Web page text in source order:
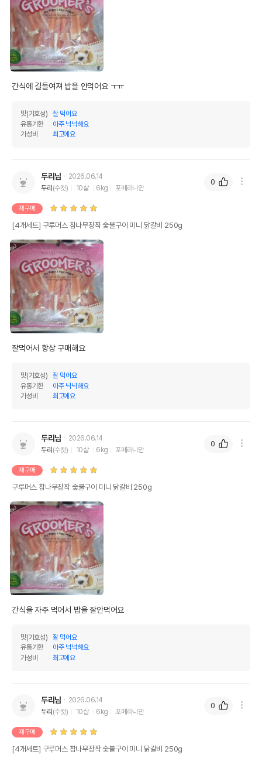
간식에 길들여져 밥을 안먹어요 ㅜㅠ
맛(기호성)
잘 먹어요
유통기한
아주 넉넉해요
가성비
최고에요
두리님
2026.06.14
두리 (수컷) 10살 6kg 포메라니안
재구매
[4개세트] 구루머스 참나무장작 숯불구이 미니 닭갈비 250g
잘먹어서 항상 구매해요
맛(기호성)
잘 먹어요
유통기한
아주 넉넉해요
가성비
최고에요
0
두리님
2026.06.14
두리(수컷) 10살 6kg 포메라니안
재구매
구루머스 참나무장작 숯불구이 미니 닭갈비 250g
간식을 자주 먹어서 밥을 잘안먹어요
맛(기호성)
잘 먹어요
유통기한
아주 넉넉해요
가성비
최고에요
0
두리님
2026.06.14
두리(수컷) 10살 6kg 포메라니안
재구매
[4개세트] 구루머스 참나무장작 숯불구이 미니 닭갈비 250g
0